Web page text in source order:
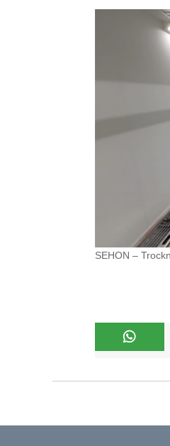
SEHON –